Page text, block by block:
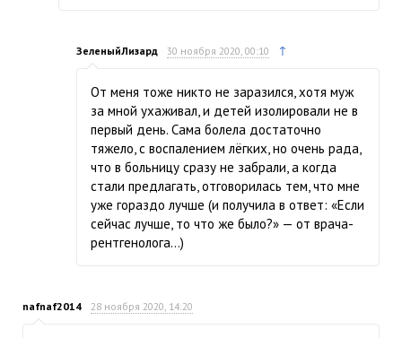
ЗеленыйЛизард 30 ноября 2020, 00:10 ↑
От меня тоже никто не заразился, хотя муж
за мной ухаживал, и детей изолировали не в
первый день. Сама болела достаточно
тяжело, с воспалением лёгких, но очень рада,
что в больницу сразу не забрали, а когда
стали предлагать, отговорилась тем, что мне
уже гораздо лучше (и получила в ответ: «Если
сейчас лучше, то что же было?» — от врача-
рентгенолога...)
nafnaf2014 28 ноября 2020, 14:20